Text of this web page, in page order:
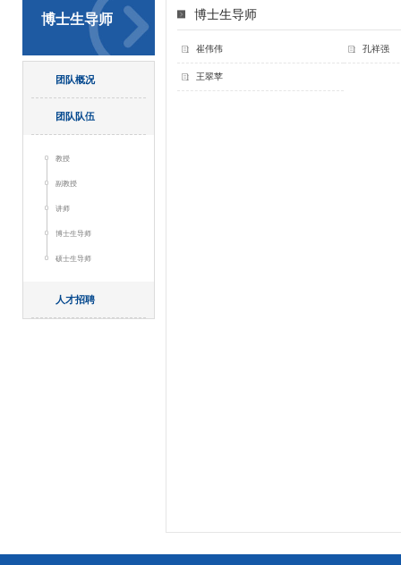
博士生导师
团队概况
团队队伍
教授
副教授
讲师
博士生导师
硕士生导师
人才招聘
博士生导师
崔伟伟 孔祥强
王翠苹